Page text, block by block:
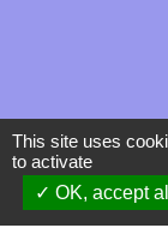
Mentions
This site uses
to activate
OK, accept all